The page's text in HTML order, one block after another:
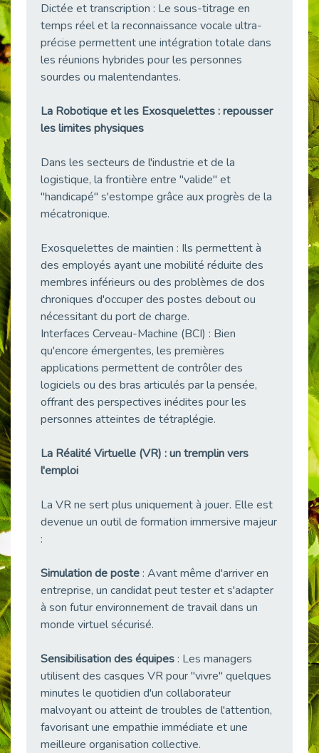
Publié le 29/04/2026
28 avril : Agir ensemble pour une culture de prévention au travail
Publié le 27/04/2026
Mobilisation pour l’alternance et le handicap
Handicap moteur et emploi : réussir ses recrutements vidéo
Publié le 23/04/2026
Publié le 22/04/2026
Publié le 20/04/2026
Publié le 20/04/2026
Emploi et Handicap : Une alliance de style entre Cap Emploi 92 et La Cravate Solidaire
Publié le 20/04/2026
Cap Emploi 92 s'engage pour la santé mentale : La formation PSSM au cœur de l'accompagnement
Publié le 13/04/2026
Publié le 13/04/2026
Journée mondiale de la maladie de Parkinson : Mieux comprendre pour mieux accompagner
Publié le 11/04/2026
Transition Écologique : Les Cap Emploi 75,92 et 93 s’engagent pour un Numérique Responsable
Publié le 11/04/2026
Recrutement des seniors : Un levier de transformation pour les ETI franciliennes
Handicap psychique au travail : et si nous changions de regard - vidéo
Publié le 03/04/2026
Avril, mois de l’accompagnement dans l’emploi avec Cap emploi.
Publié le 01/04/2026
Publié le 31/03/2026
CDD de reconversion : un nouveau contrat pour sécuriser le changement de métier.
Publié le 30/03/2026
Dictée et transcription : Le sous-titrage en
temps réel et la reconnaissance vocale ultra-
précise permettent une intégration totale dans
les réunions hybrides pour les personnes
sourdes ou malentendantes.
La Robotique et les Exosquelettes : repousser
les limites physiques
Dans les secteurs de l'industrie et de la
logistique, la frontière entre "valide" et
"handicapé" s'estompe grâce aux progrès de la
mécatronique.
Exosquelettes de maintien : Ils permettent à
des employés ayant une mobilité réduite des
membres inférieurs ou des problèmes de dos
chroniques d'occuper des postes debout ou
nécessitant du port de charge.
Interfaces Cerveau-Machine (BCI) : Bien
qu'encore émergentes, les premières
applications permettent de contrôler des
logiciels ou des bras articulés par la pensée,
offrant des perspectives inédites pour les
personnes atteintes de tétraplégie.
La Réalité Virtuelle (VR) : un tremplin vers
l'emploi
La VR ne sert plus uniquement à jouer. Elle est
devenue un outil de formation immersive majeur
:
Simulation de poste : Avant même d'arriver en
entreprise, un candidat peut tester et s'adapter
à son futur environnement de travail dans un
monde virtuel sécurisé.
Sensibilisation des équipes : Les managers
utilisent des casques VR pour "vivre" quelques
minutes le quotidien d'un collaborateur
malvoyant ou atteint de troubles de l'attention,
favorisant une empathie immédiate et une
meilleure organisation collective.